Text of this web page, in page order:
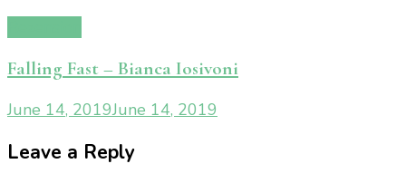
Falling Fast – Bianca Iosivoni
June 14, 2019June 14, 2019
Leave a Reply